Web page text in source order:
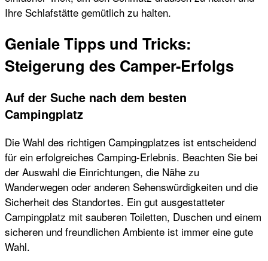
Ihre Schlafstätte gemütlich zu halten.
Geniale Tipps und Tricks:
Steigerung des Camper-Erfolgs
Auf der Suche nach dem besten
Campingplatz
Die Wahl des richtigen Campingplatzes ist entscheidend
für ein erfolgreiches Camping-Erlebnis. Beachten Sie bei
der Auswahl die Einrichtungen, die Nähe zu
Wanderwegen oder anderen Sehenswürdigkeiten und die
Sicherheit des Standortes. Ein gut ausgestatteter
Campingplatz mit sauberen Toiletten, Duschen und einem
sicheren und freundlichen Ambiente ist immer eine gute
Wahl.